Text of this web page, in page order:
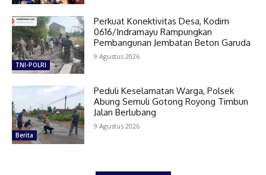
TNI-POLRI
Perkuat Konektivitas Desa, Kodim
0616/Indramayu Rampungkan
Pembangunan Jembatan Beton Garuda
9 Agustus 2026
Berita
Peduli Keselamatan Warga, Polsek
Abung Semuli Gotong Royong Timbun
Jalan Berlubang
9 Agustus 2026